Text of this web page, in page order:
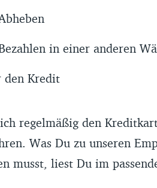
in einer anderen
den Kredit
regelmäßig den
Was Du zu unseren
musst, liest Du im